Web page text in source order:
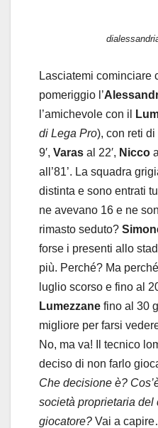
Lasciatemi cominciare
pomeriggio l’
l’amichevole con il
di Lega Pro), con reti di
9′, Varas al 22′, Nicco
all’81’. La squadra
distinta e sono entrati
ne avevano 16 e ne
rimasto seduto?
forse i presenti allo
più. Perché? Ma
luglio scorso e fino al
Lumezzane fino al 30
migliore per farsi
No, ma va! Il tecnico
deciso di non farlo
Che decisione è?
società proprietaria
giocatore? Vai a